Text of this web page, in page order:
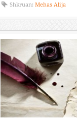
Shkruan: Mehas Alija